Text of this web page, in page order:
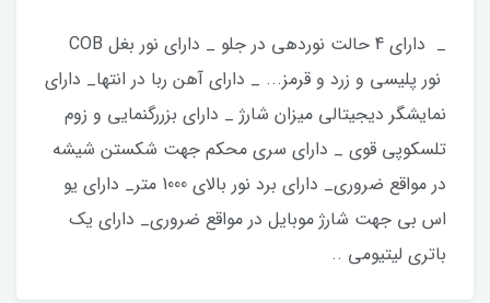
​​​​_ دارای 4 حالت نوردهی در جلو _ دارای نور بغل COB
نور پلیسی و زرد و قرمز... _ دارای آهن ربا در انتها_ دارای
نمایشگر دیجیتالی میزان شارژ _ دارای بزررگنمایی و زوم
تلسکوپی قوی _ دارای سری محکم جهت شکستن شیشه
در مواقع ضروری_ دارای برد نور بالای 1000 متر_ دارای یو
اس بی جهت شارژ موبایل در مواقع ضروری_ دارای یک
باتری لیتیومی ..